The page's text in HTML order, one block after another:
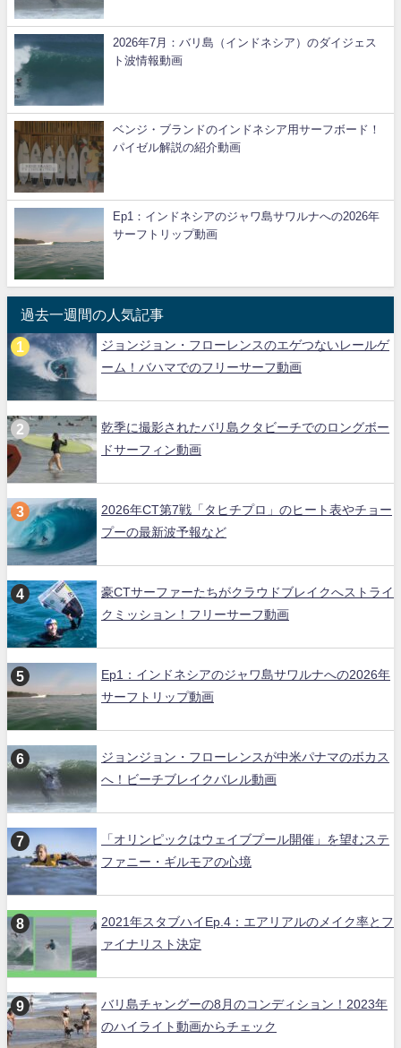
2026年7月：バリ島（インドネシア）のダイジェス
ト波情報動画
ベンジ・ブランドのインドネシア用サーフボード！
パイゼル解説の紹介動画
Ep1：インドネシアのジャワ島サワルナへの2026年
サーフトリップ動画
過去一週間の人気記事
ジョンジョン・フローレンスのエゲつないレールゲ
ーム！バハマでのフリーサーフ動画
乾季に撮影されたバリ島クタビーチでのロングボー
ドサーフィン動画
2026年CT第7戦「タヒチプロ」のヒート表やチョー
プーの最新波予報など
豪CTサーファーたちがクラウドブレイクへストライ
クミッション！フリーサーフ動画
Ep1：インドネシアのジャワ島サワルナへの2026年
サーフトリップ動画
ジョンジョン・フローレンスが中米パナマのボカス
へ！ビーチブレイクバレル動画
「オリンピックはウェイブプール開催」を望むステ
ファニー・ギルモアの心境
2021年スタブハイEp.4：エアリアルのメイク率とフ
ァイナリスト決定
バリ島チャングーの8月のコンディション！2023年
のハイライト動画からチェック